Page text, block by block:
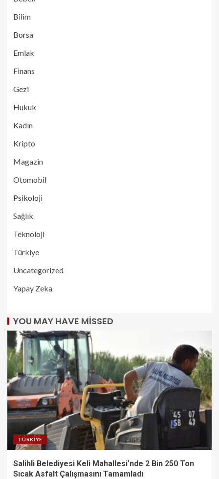
Bilim
Borsa
Emlak
Finans
Gezi
Hukuk
Kadın
Kripto
Magazin
Otomobil
Psikoloji
Sağlık
Teknoloji
Türkiye
Uncategorized
Yapay Zeka
YOU MAY HAVE MISSED
TÜRKIYE
Salihli Belediyesi Keli Mahallesi’nde 2 Bin 250 Ton
Sıcak Asfalt Çalışmasını Tamamladı